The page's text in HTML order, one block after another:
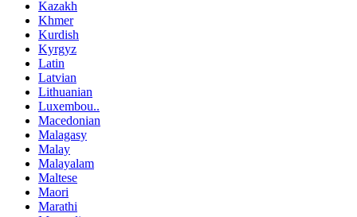
Kazakh
Khmer
Kurdish
Kyrgyz
Latin
Latvian
Lithuanian
Luxembou..
Macedonian
Malagasy
Malay
Malayalam
Maltese
Maori
Marathi